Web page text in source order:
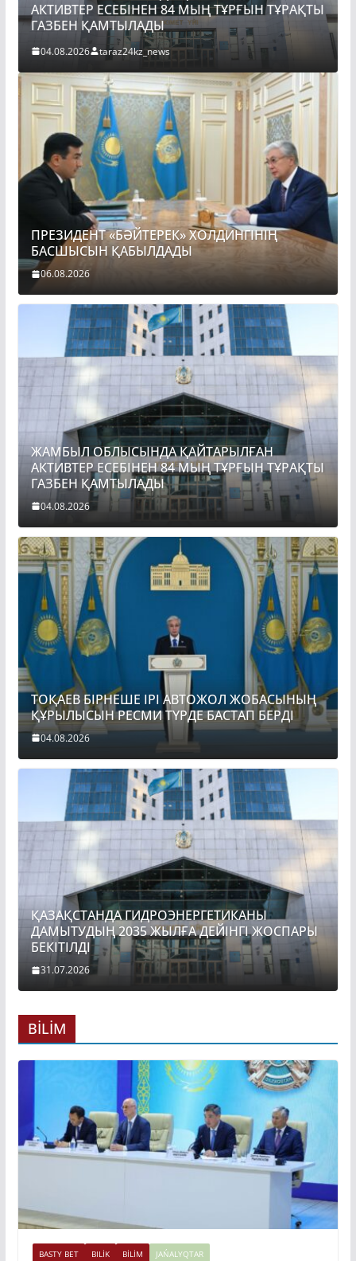
АКТИВТЕР ЕСЕБІНЕН 84 МЫҢ ТҰРҒЫН ТҰРАҚТЫ
ГАЗБЕН ҚАМТЫЛАДЫ
04.08.2026 taraz24kz_news
ПРЕЗИДЕНТ «БӘЙТЕРЕК» ХОЛДИНГІНІҢ
БАСШЫСЫН ҚАБЫЛДАДЫ
06.08.2026
ЖАМБЫЛ ОБЛЫСЫНДА ҚАЙТАРЫЛҒАН
АКТИВТЕР ЕСЕБІНЕН 84 МЫҢ ТҰРҒЫН ТҰРАҚТЫ
ГАЗБЕН ҚАМТЫЛАДЫ
04.08.2026
ТОҚАЕВ БІРНЕШЕ ІРІ АВТОЖОЛ ЖОБАСЫНЫҢ
ҚҰРЫЛЫСЫН РЕСМИ ТҮРДЕ БАСТАП БЕРДІ
04.08.2026
ҚАЗАҚСТАНДА ГИДРОЭНЕРГЕТИКАНЫ
ДАМЫТУДЫҢ 2035 ЖЫЛҒА ДЕЙІНГІ ЖОСПАРЫ
БЕКІТІЛДІ
31.07.2026
BİLİM
BASTY BET BILİK BİLİM JAŃALYQTAR